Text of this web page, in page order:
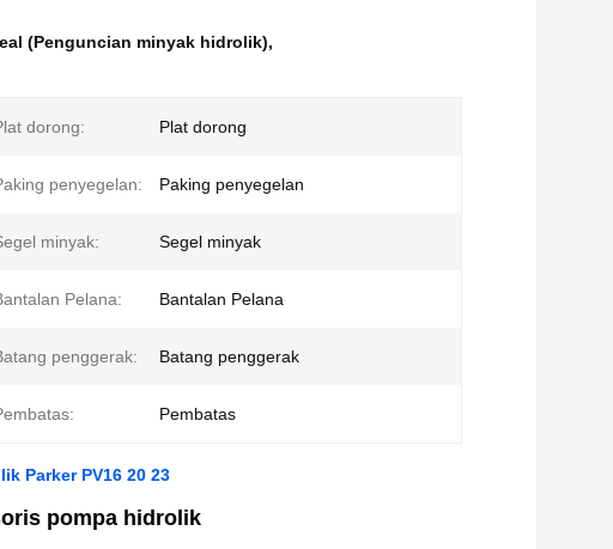
(Penguncian minyak hidrolik),
dorong: Plat dorong
penyegelan: Paking penyegelan
minyak: Segel minyak
Pelana: Bantalan Pelana
penggerak: Batang penggerak
Pembatas
Parker PV16 20 23
pompa hidrolik